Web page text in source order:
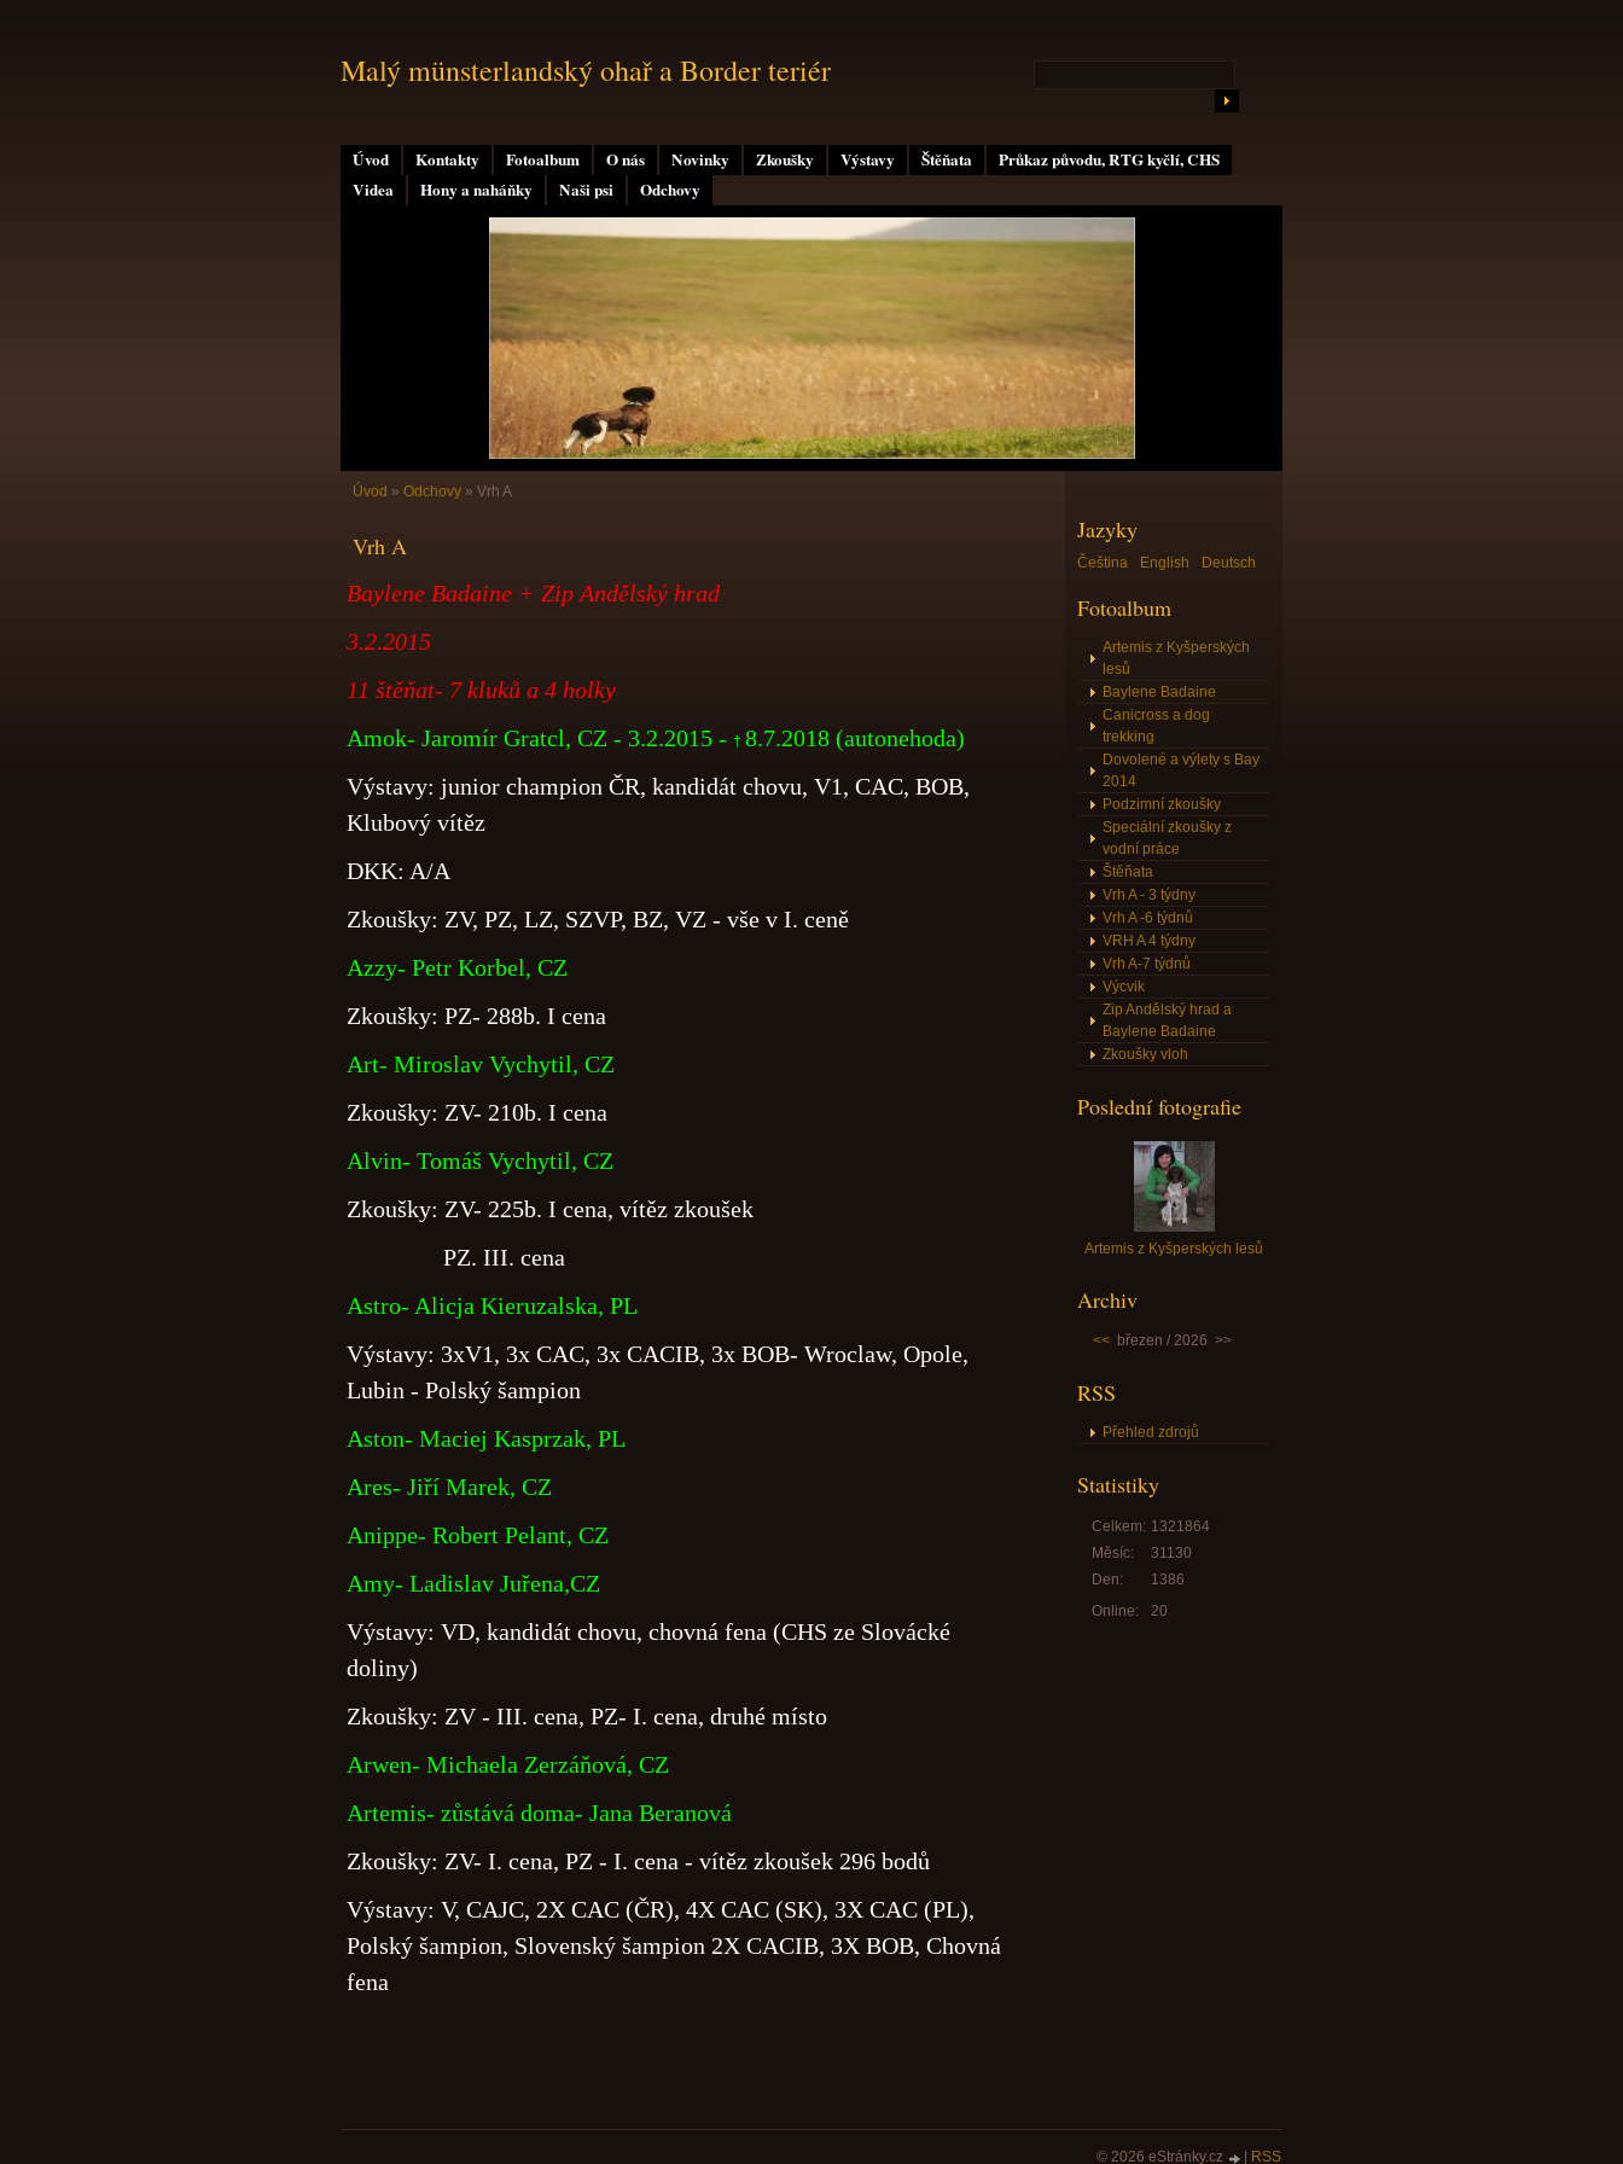
Úvod Kontakty Fotoalbum O nás Novinky Zkoušky Výstavy Štěňata
Průkaz původu, RTG kyčlí, CHS
Videa
Hony a naháňky Naši psi Odchovy
Malý münsterlandský ohař a Border teriér
Úvod » Odchovy » Vrh A
Vrh A
Baylene Badaine + Zip Andělský hrad
3.2.2015
11 štěňat- 7 kluků a 4 holky
Amok- Jaromír Gratcl, CZ - 3.2.2015 - † 8.7.2018 (autonehoda)
Výstavy: junior champion ČR, kandidát chovu, V1, CAC, BOB,
Klubový vítěz
DKK: A/A
Zkoušky: ZV, PZ, LZ, SZVP, BZ, VZ - vše v I. ceně
Azzy- Petr Korbel, CZ
Zkoušky: PZ- 288b. I cena
Art- Miroslav Vychytil, CZ
Zkoušky: ZV- 210b. I cena
Alvin- Tomáš Vychytil, CZ
Zkoušky: ZV- 225b. I cena, vítěz zkoušek
PZ. III. cena
Astro- Alicja Kieruzalska, PL
Výstavy: 3xV1, 3x CAC, 3x CACIB, 3x BOB- Wroclaw, Opole,
Lubin - Polský šampion
Aston- Maciej Kasprzak, PL
Ares- Jiří Marek, CZ
Anippe- Robert Pelant, CZ
Amy- Ladislav Juřena,CZ
Výstavy: VD, kandidát chovu, chovná fena (CHS ze Slovácké
doliny)
Zkoušky: ZV - III. cena, PZ- I. cena, druhé místo
Arwen- Michaela Zerzáňová, CZ
Artemis- zůstává doma- Jana Beranová
Zkoušky: ZV- I. cena, PZ - I. cena - vítěz zkoušek 296 bodů
Výstavy: V, CAJC, 2X CAC (ČR), 4X CAC (SK), 3X CAC (PL),
Polský šampion, Slovenský šampion 2X CACIB, 3X BOB, Chovná
fena
Jazyky
Čeština English Deutsch
Fotoalbum
Artemis z Kyšperských
lesů
Baylene Badaine
Canicross a dog
trekking
Dovolené a výlety s Bay
2014
Podzimní zkoušky
Speciální zkoušky z
vodní práce
Štěňata
Vrh A - 3 týdny
Vrh A -6 týdnů
VRH A 4 týdny
Vrh A-7 týdnů
Výcvik
Zip Andělský hrad a
Baylene Badaine
Zkoušky vloh
Poslední fotografie
Artemis z Kyšperských lesů
Archiv
<< březen / 2026 >>
RSS
Přehled zdrojů
Statistiky
Online: 20
Celkem: 1321864
Měsíc:
31130
Den:
1386
© 2026 eStránky.cz RSS